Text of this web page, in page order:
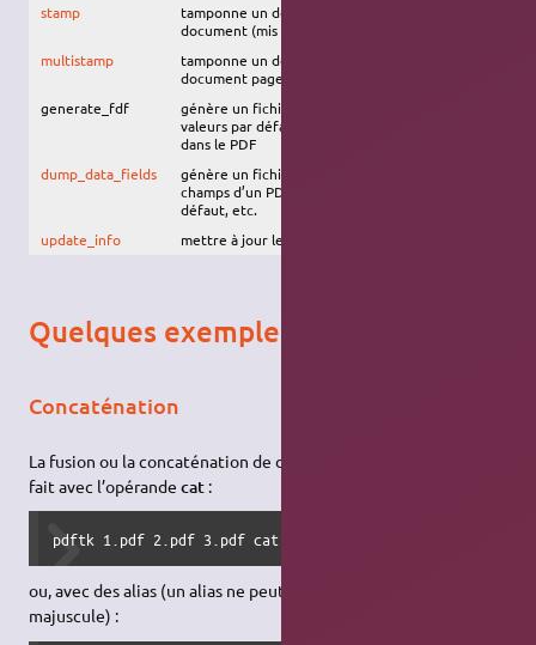
stamp
tamponne un document avec un autre
document (mis au premier-plan)
multistamp
tamponne un document avec un autre
document page à page (mis au premier-plan)
generate_fdf
génère un fichier FDF vierge ou avec les
valeurs par défaut selon les champs contenu
dans le PDF
dump_data_fields
génère un fichier texte contenant la liste des
champs d’un PDF, leur type, leur valeur par
défaut, etc.
update_info
mettre à jour les méta-données
Quelques exemples
Concaténation
La fusion ou la concaténation de deux fichiers PDF ou plus se
fait avec l’opérandecat :
pdftk 1.pdf 2.pdf 3.pdf cat output 123.pdf
ou, avec des alias (un alias ne peut qu'être une unique lettre
majuscule) :